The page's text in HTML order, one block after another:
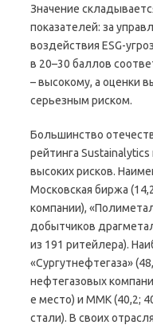
Значение
показателей: за
воздействия ESG-
в 20–30 баллов
– высокому, а оценки
серьезным риском.
Большинство
рейтинга
высоких рисков.
Московская биржа
компании),
добытчиков
из 191 ритейлера).
«Сургутнефтегаза»
нефтегазовых
е место) и ММК (40,2;
стали). В своих